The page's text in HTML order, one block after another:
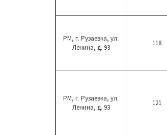
РМ, г. Рузаевка, ул.
Ленина, д. 93
118
РМ, г. Рузаевка, ул.
Ленина, д. 93
121